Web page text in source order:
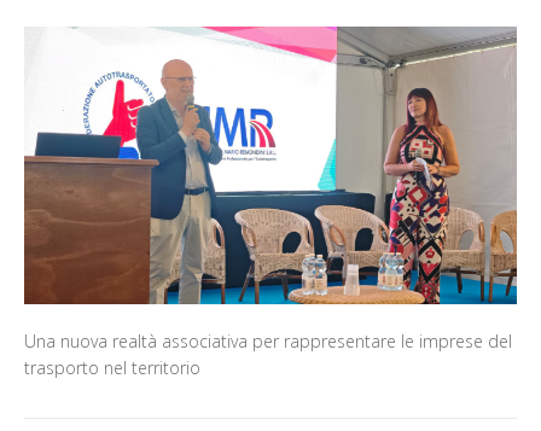
Una nuova realtà associativa per rappresentare le imprese del
trasporto nel territorio